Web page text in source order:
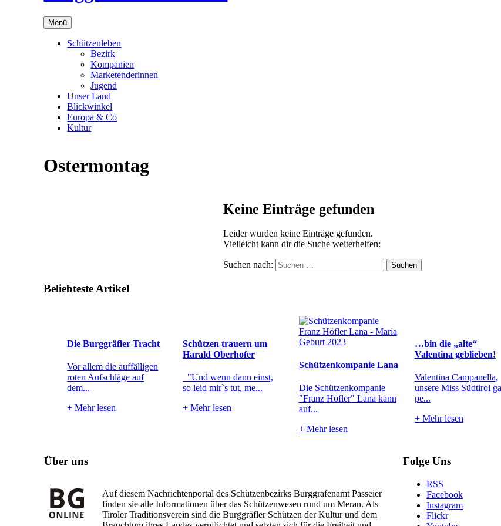
Menü
Schützenleben
Bezirk
Kompanien
Marketenderinnen
Jugend
Unser Land
Blickwinkel
Europa & Co
Kultur
Ostermontag
Keine Einträge gefunden
Leider wurden keine Einträge gefunden.
Vielleicht kann dir die Suche weiterhelfen:
Suchen nach:
Beliebteste Artikel
Die Burggräfler Tracht
Vor allem die auffälligen
roten Aufschläge auf
dem...
+ Mehr lesen
Schützen trauern um
Harald Oberhofer
"Und wenn dann einst,
so leid mir`s tut, me...
+ Mehr lesen
Schützenkompanie Lana
Die Schützenkompanie
"Franz Höfler" Lana kann
auf...
+Mehr lesen
…bin die „alte“
Valentina geblieben!
Valentina Campanella,
unsere Miss Südtirol
pe...
+Mehr lesen
Über uns
Auf diesem Nachrichtenportal des Schützenbezirks Burggrafenamt Passeier
finden sie alle Informationen über das Schützenwesen rund um Meran. Als
Tiroler Traditionsverein sind die Burggräfler Schützen der Kultur und dem
Folge Uns
RSS
Facebook
Instagram
Flickr